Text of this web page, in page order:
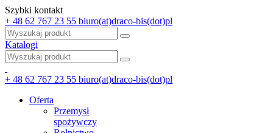
Szybki kontakt
+ 48 62 767 23 55 biuro(at)draco-bis(dot)pl
Katalogi
+ 48 62 767 23 55 biuro(at)draco-bis(dot)pl
Oferta
Przemysł
spożywczy